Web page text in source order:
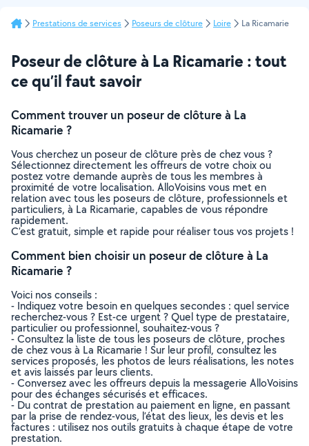
Prestations de services Poseurs de clôture Loire La Ricamarie
Poseur de clôture à La Ricamarie : tout
ce qu’il faut savoir
Comment trouver un poseur de clôture à La
Ricamarie ?
Vous cherchez un poseur de clôture près de chez vous ?
Sélectionnez directement les offreurs de votre choix ou
postez votre demande auprès de tous les membres à
proximité de votre localisation. AlloVoisins vous met en
relation avec tous les poseurs de clôture, professionnels et
particuliers, à La Ricamarie, capables de vous répondre
rapidement.
C’est gratuit, simple et rapide pour réaliser tous vos projets !
Comment bien choisir un poseur de clôture à La
Ricamarie ?
Voici nos conseils :
- Indiquez votre besoin en quelques secondes : quel service
recherchez-vous ? Est-ce urgent ? Quel type de prestataire,
particulier ou professionnel, souhaitez-vous ?
- Consultez la liste de tous les poseurs de clôture, proches
de chez vous à La Ricamarie ! Sur leur profil, consultez les
services proposés, les photos de leurs réalisations, les notes
et avis laissés par leurs clients.
- Conversez avec les offreurs depuis la messagerie AlloVoisins
pour des échanges sécurisés et efficaces.
- Du contrat de prestation au paiement en ligne, en passant
par la prise de rendez-vous, l’état des lieux, les devis et les
factures : utilisez nos outils gratuits à chaque étape de votre
prestation.